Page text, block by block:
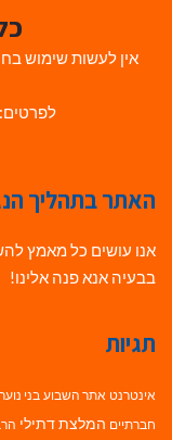
אין לעשות שימוש
לפרטים: Avihai.ZoomAt@gmail.com
האתר בתהליך
אנו עושים כל מאמץ
בבעיה אנא פנה אלינו!
תגיות
אינטרנט אתר השבוע בני נוער
חברתיים המלצת דתילי